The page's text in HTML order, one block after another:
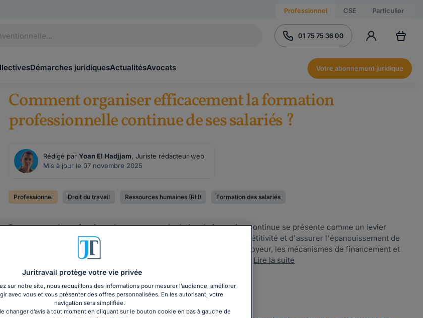
Professionnel CSE Particulier
01 75 75 36 00
Démarches juridiquesActualitésAvocats Votre abonnement juridique
Comment organiser efficacement la formation
professionnelle continue de ses salariés ?
Rédigé parYoan El Hadjjam, Juriste rédacteur web
Mis à jour le 07 novembre 2025
Professionnel Droit du travail Ressources humaines (RH) Formation des salariés
Dans un monde professionnel en constante évolution, la formation continue se présente comme un levier
stratégique pour les entreprises soucieuses de maintenir leur compétitivité et d'assurer l'épanouissement de
leurs salariés. Notre dossier vous présente les obligations de l'employeur, les mécanismes de financement et
les modalités pratiques de mise en place de la formation continue.... Lire la suite
25€ HT Ajouter au panier
Juritravail protège votre vie privée
sur notre site, nous recueillons des informations pour mesurer l’audience, améliorer
avec vous et vous présenter des offres personnalisées. En les autorisant, votre
navigation sera simplifiée.
changer d’avis à tout moment en cliquant sur le bouton cookie en bas à gauche de